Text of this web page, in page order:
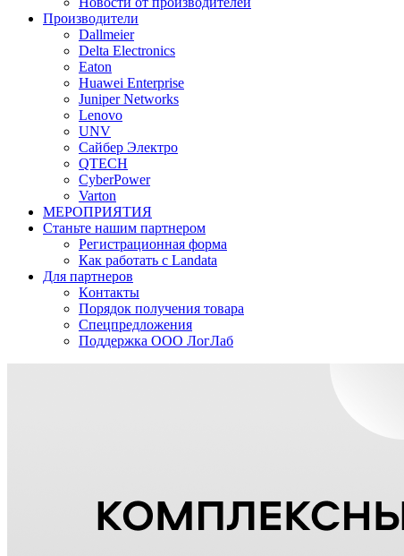
Производители
Dallmeier
Delta Electronics
Eaton
Huawei Enterprise
Juniper Networks
Lenovo
UNV
Сайбер Электро
QTECH
CyberPower
Varton
МЕРОПРИЯТИЯ
Станьте нашим партнером
Регистрационная форма
Как работать с Landata
Для партнеров
Кoнтaкты
Порядок получения товара
Спецпредложения
Поддержка ООО ЛогЛаб